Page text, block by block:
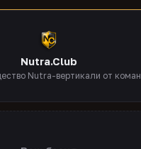
Nutra.Club
Nutra-вертикали от